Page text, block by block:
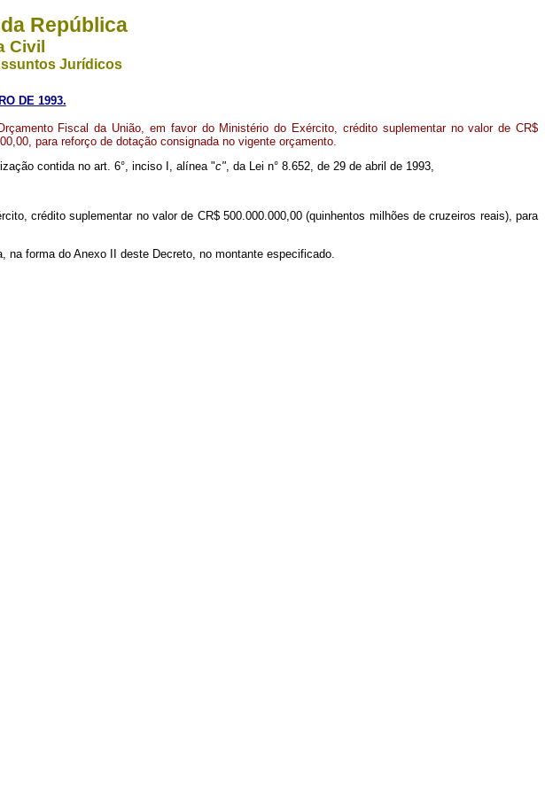
República
Civil
Jurídicos
DE 1993.
Fiscal da União, em favor do Ministério do Exército, crédito suplementar no valor de CR$
para reforço de dotação consignada no vigente orçamento.
contida no art. 6°, inciso I, alínea "c", da Lei n° 8.652, de 29 de abril de 1993,
crédito suplementar no valor de CR$ 500.000.000,00 (quinhentos milhões de cruzeiros reais), para
na forma do Anexo II deste Decreto, no montante especificado.